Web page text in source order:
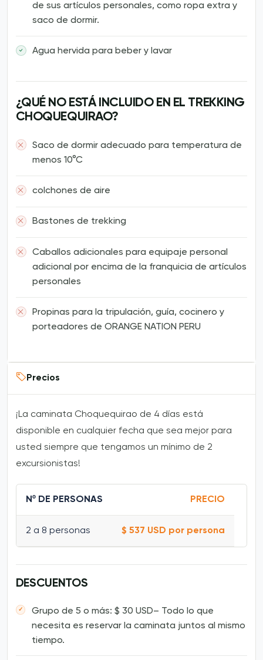
de sus artículos personales, como ropa extra y
saco de dormir.
Agua hervida para beber y lavar
¿QUÉ NO ESTÁ INCLUIDO EN EL TREKKING
CHOQUEQUIRAO?
Saco de dormir adecuado para temperatura de
menos 10°C
colchones de aire
Bastones de trekking
Caballos adicionales para equipaje personal
adicional por encima de la franquicia de artículos
personales
Propinas para la tripulación, guía, cocinero y
porteadores de ORANGE NATION PERU
Precios
¡La caminata Choquequirao de 4 días está
disponible en cualquier fecha que sea mejor para
usted siempre que tengamos un mínimo de 2
excursionistas!
Nº DE PERSONAS PRECIO
2 a 8 personas $ 537 USD por persona
DESCUENTOS
Grupo de 5 o más: $ 30 USD– Todo lo que
necesita es reservar la caminata juntos al mismo
tiempo.